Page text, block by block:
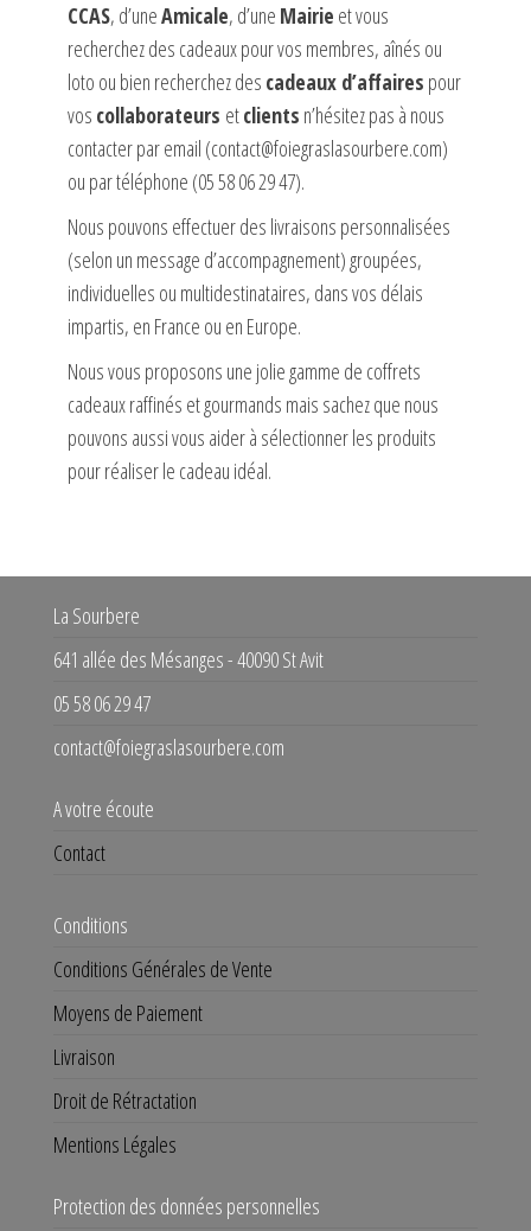
CCAS, d’uneAmicale, d’une Mairie et vous
recherchez des cadeaux pour vos membres, aînés ou
loto ou bien recherchez des cadeaux d’affaires pour
vos collaborateurs etclients n’hésitez pas à nous
contacter par email (contact@foiegraslasourbere.com)
ou par téléphone (05 58 06 29 47).
Nous pouvons effectuer des livraisons personnalisées
(selon un message d’accompagnement) groupées,
individuelles ou multidestinataires, dans vos délais
impartis, en France ou en Europe.
Nous vous proposons une jolie gamme de coffrets
cadeaux raffinés et gourmands mais sachez que nous
pouvons aussi vous aider à sélectionner les produits
pour réaliser le cadeau idéal.
La Sourbere
641 allée des Mésanges - 40090 St Avit
05 58 06 29 47
contact@foiegraslasourbere.com
A votre écoute
Contact
Conditions
Conditions Générales de Vente
Moyens de Paiement
Livraison
Droit de Rétractation
Mentions Légales
Protection des données personnelles